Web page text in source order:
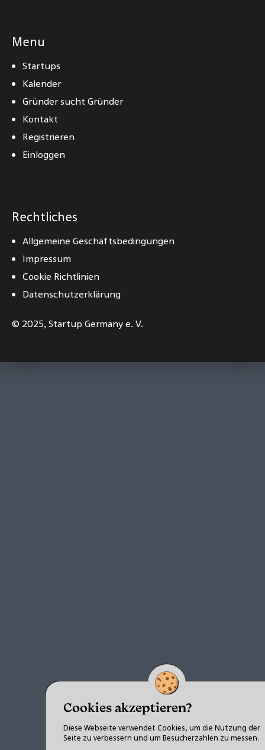
Menu
Startups
Kalender
Gründer sucht Gründer
Kontakt
Registrieren
Einloggen
Rechtliches
Allgemeine Geschäftsbedingungen
Impressum
Cookie Richtlinien
Datenschutzerklärung
© 2025,Startup Germany e. V.
Cookies akzeptieren?
Diese Webseite verwendet Cookies, um die Nutzung der
Seite zu verbessern und um Besucherzahlen zu messen.